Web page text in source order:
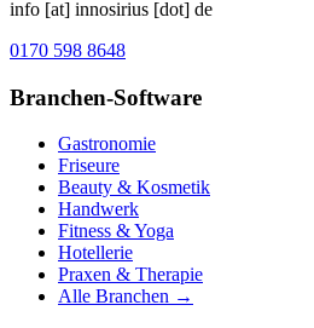
info [at] innosirius [dot] de
0170 598 8648
Branchen-Software
Gastronomie
Friseure
Beauty & Kosmetik
Handwerk
Fitness & Yoga
Hotellerie
Praxen & Therapie
Alle Branchen →